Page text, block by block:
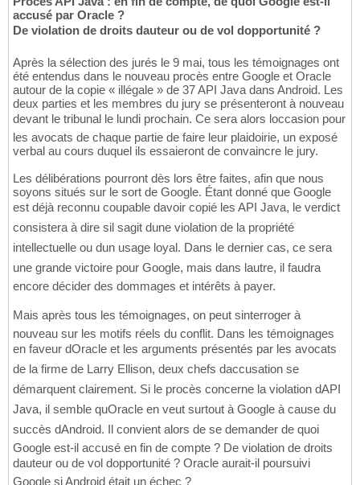
accusé par Oracle ?
De violation de droits dauteur ou de vol dopportunité ?
Après la sélection des jurés le 9 mai, tous les témoignages ont
été entendus dans le nouveau procès entre Google et Oracle
autour de la copie « illégale » de 37 API Java dans Android. Les
deux parties et les membres du jury se présenteront à nouveau
devant le tribunal le lundi prochain. Ce sera alors loccasion pour
les avocats de chaque partie de faire leur plaidoirie, un exposé
verbal au cours duquel ils essaieront de convaincre le jury.
Les délibérations pourront dès lors être faites, afin que nous
soyons situés sur le sort de Google. Étant donné que Google
est déjà reconnu coupable davoir copié les API Java, le verdict
consistera à dire sil sagit dune violation de la propriété
intellectuelle ou dun usage loyal. Dans le dernier cas, ce sera
une grande victoire pour Google, mais dans lautre, il faudra
encore décider des dommages et intérêts à payer.
Mais après tous les témoignages, on peut sinterroger à
nouveau sur les motifs réels du conflit. Dans les témoignages
en faveur dOracle et les arguments présentés par les avocats
de la firme de Larry Ellison, deux chefs daccusation se
démarquent clairement. Si le procès concerne la violation dAPI
Java, il semble quOracle en veut surtout à Google à cause du
succès dAndroid. Il convient alors de se demander de quoi
Google est-il accusé en fin de compte ? De violation de droits
dauteur ou de vol dopportunité ? Oracle aurait-il poursuivi
Google si Android était un échec ?